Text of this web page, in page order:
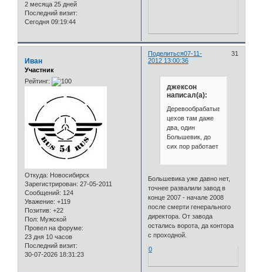
2 месяца 25 дней
Последний визит:
Сегодня 09:19:44
Поделиться 31
07-11-
2012 13:00:36
Иван
Участник
Рейтинг:
Откуда: Новосибирск
Зарегистрирован: 27-05-2011
Сообщений: 124
Уважение: +119
Позитив: +22
Пол: Мужской
Провел на форуме:
23 дня 10 часов
Последний визит:
30-07-2026 18:31:23
джексон
написал(а):
Деревообрабатывающих
цехов там даже
два, один
Большевик, до
сих пор работает
Большевика уже давно нет,
точнее развалили завод в
конце 2007 - начале 2008
после смерти генерального
директора. От завода
остались ворота, да контора
с проходной.
0